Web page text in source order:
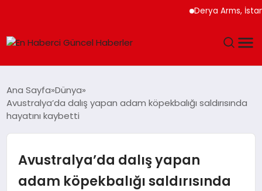
Derya Arms, İstanbul
SPOR
Ana Sayfa Dünya
Avustralya’da dalış yapan adam köpekbalığı saldırısında
hayatını kaybetti
Avustralya’da dalış yapan
adam köpekbalığı saldırısında